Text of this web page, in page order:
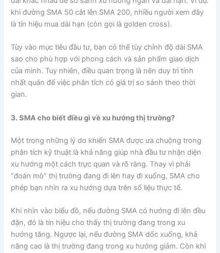
khi đường SMA 50 cắt lên SMA 200, nhiều người xem đây
là tín hiệu mua dài hạn (còn gọi là golden cross).
Tùy vào mục tiêu đầu tư, bạn có thể tùy chỉnh độ dài SMA
sao cho phù hợp với phong cách và sản phẩm giao dịch
của mình. Tuy nhiên, điều quan trọng là nên duy trì tính
nhất quán để việc phân tích có giá trị so sánh theo thời
gian.
3. SMA cho biết điều gì về xu hướng thị trường?
Một trong những lý do khiến SMA được ưa chuộng trong
phân tích kỹ thuật là khả năng giúp nhà đầu tư nhận diện
xu hướng một cách trực quan và rõ ràng. Thay vì phải
“đoán mò” thị trường đang đi lên hay đi xuống, SMA cho
phép bạn nhìn ra xu hướng dựa trên số liệu thực tế.
Khi nhìn vào biểu đồ, nếu đường SMA có hướng đi lên đều
đặn, đó là tín hiệu cho thấy thị trường đang trong xu
hướng tăng. Ngược lại, nếu đường SMA dốc xuống, khả
năng cao là thị trường đang trong xu hướng giảm. Còn khi